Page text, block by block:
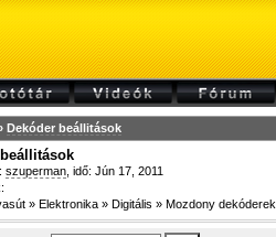
Dekóder beállitások
szuperman , idő: Jún 17, 2011
» Elektronika » Digitális » Mozdony dekóderek